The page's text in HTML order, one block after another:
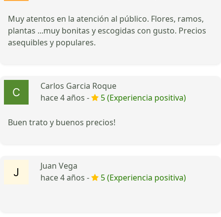
Muy atentos en la atención al público. Flores, ramos,
plantas ...muy bonitas y escogidas con gusto. Precios
asequibles y populares.
Carlos Garcia Roque
hace 4 años -
5 (Experiencia positiva)
Buen trato y buenos precios!
Juan Vega
hace 4 años -
5 (Experiencia positiva)